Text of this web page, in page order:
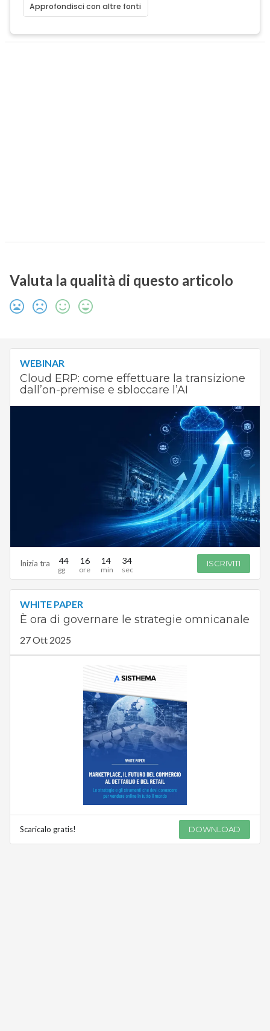
Approfondisci con altre fonti
Valuta la qualità di questo articolo
WEBINAR
Cloud ERP: come effettuare la transizione
dall’on-premise e sbloccare l’AI
Inizia tra 44 16 14 34 ISCRIVITI
WHITE PAPER
È ora di governare le strategie omnicanale
27 Ott 2025
Scaricalo gratis! DOWNLOAD